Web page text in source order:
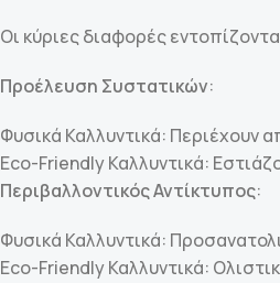
Οι κύριες διαφορές
Προέλευση Συστατικών:
Φυσικά Καλλυντικά: Περιέχουν
Eco-Friendly Καλλυντικά:
Περιβαλλοντικός Αντίκτυπος:
Φυσικά Καλλυντικά:
Eco-Friendly Καλλυντικά: